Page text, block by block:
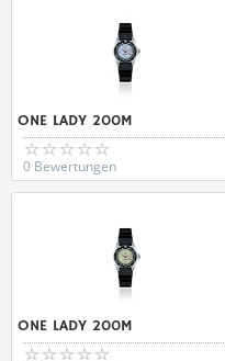
ONE LADY 200M
0 Bewertungen
ONE LADY 200M